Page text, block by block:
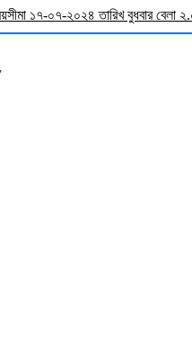
১৭-০৭-২০২৪ তারিখ বুধবার বেলা